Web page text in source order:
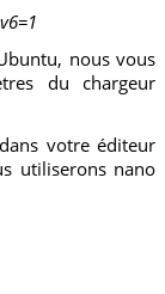
nous vous
du chargeur
votre éditeur
utiliserons nano